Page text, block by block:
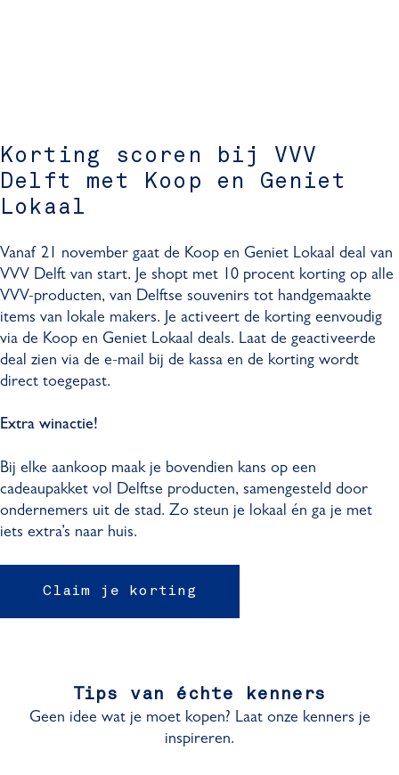
Korting scoren bij VVV
Delft met Koop en Geniet
Lokaal
Vanaf 21 november gaat de Koop en Geniet Lokaal deal van
VVV Delft van start. Je shopt met 10 procent korting op alle
VVV-producten, van Delftse souvenirs tot handgemaakte
items van lokale makers. Je activeert de korting eenvoudig
via de Koop en Geniet Lokaal deals. Laat de geactiveerde
deal zien via de e-mail bij de kassa en de korting wordt
direct toegepast.
Extra winactie!
Bij elke aankoop maak je bovendien kans op een
cadeaupakket vol Delftse producten, samengesteld door
ondernemers uit de stad. Zo steun je lokaal én ga je met
iets extra’s naar huis.
Claim je korting
Tips van échte kenners
Geen idee wat je moet kopen? Laat onze kenners je
inspireren.